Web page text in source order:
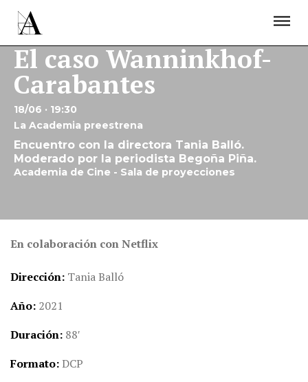
El caso Wanninkhof-
Carabantes
18/06 · 19:30
La Academia preestrena
Encuentro con la directora Tania Balló.
Moderado por la periodista Begoña Piña.
Academia de Cine - Sala de proyecciones
En colaboración con Netflix
Dirección Tania Balló
Año 2021
Duración 88′
Formato DCP
ACTUALIDAD
PROYECTOS